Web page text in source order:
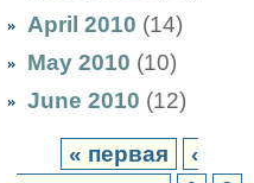
April 2010 (14)
May 2010 (10)
June 2010 (12)
« первая
‹